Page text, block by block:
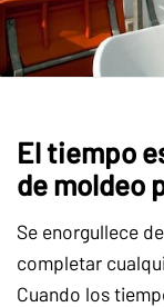
El tiempo
de moldeo
Se enorgullece
completar
Cuando los